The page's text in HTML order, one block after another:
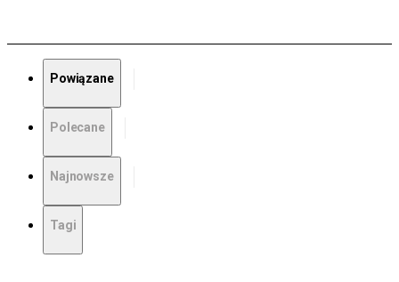
Powiązane
Polecane
Najnowsze
Tagi